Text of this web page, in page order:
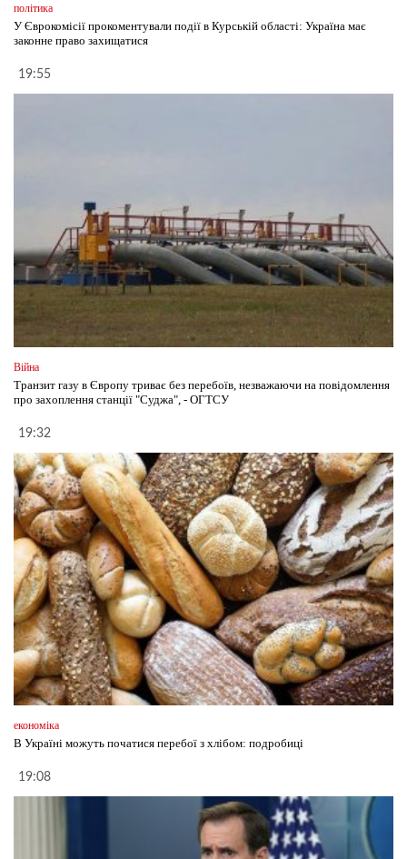
політика
У Єврокомісії прокоментували події в Курській області: Україна має
законне право захищатися
19:55
Війна
Транзит газу в Європу триває без перебоїв, незважаючи на повідомлення
про захоплення станції "Суджа", - ОГТСУ
19:32
економіка
В Україні можуть початися перебої з хлібом: подробиці
19:08